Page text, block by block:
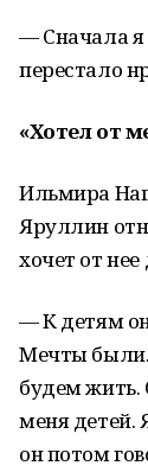
— Сначала я
перестало
«Хотел от
Ильмира
Яруллин
хочет от нее
— К детям
Мечты были.
будем жить.
меня детей.
он потом